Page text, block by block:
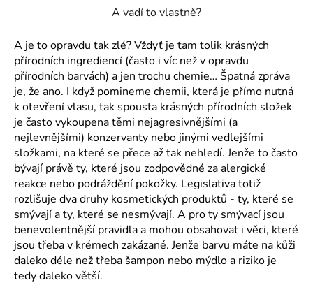
A vadí to vlastně?
A je to opravdu tak zlé? Vždyť je tam tolik krásných
přírodních ingrediencí (často i víc než v opravdu
přírodních barvách) a jen trochu chemie… Špatná zpráva
je, že ano. I když pomineme chemii, která je přímo nutná
k otevření vlasu, tak spousta krásných přírodních složek
je často vykoupena těmi nejagresivnějšími (a
nejlevnějšími) konzervanty nebo jinými vedlejšími
složkami, na které se přece až tak nehledí. Jenže to často
bývají právě ty, které jsou zodpovědné za alergické
reakce nebo podráždění pokožky. Legislativa totiž
rozlišuje dva druhy kosmetických produktů - ty, které se
smývají a ty, které se nesmývají. A pro ty smývací jsou
benevolentnější pravidla a mohou obsahovat i věci, které
jsou třeba v krémech zakázané. Jenže barvu máte na kůži
daleko déle než třeba šampon nebo mýdlo a riziko je
tedy daleko větší.